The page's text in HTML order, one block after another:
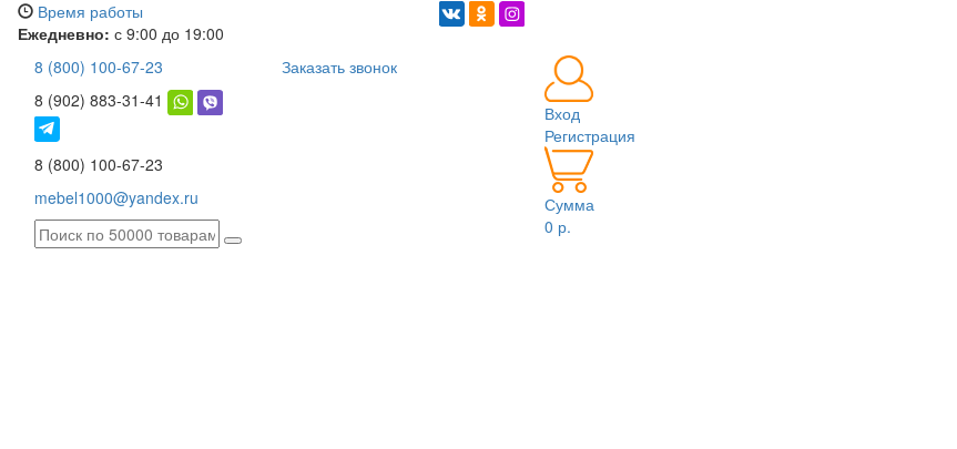
Время работы
Ежедневно: с 9:00 до 19:00
8 (800) 100-67-23
8 (902) 883-31-41
8 (800) 100-67-23
mebel1000@yandex.ru
Заказать звонок
Вход
Регистрация
Сумма
0 р.